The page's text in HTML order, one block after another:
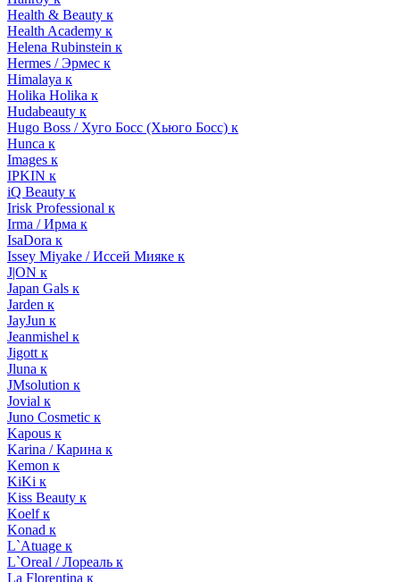
Health & Beauty к
Health Academy к
Helena Rubinstein к
Hermes / Эрмес к
Himalaya к
Holika Holika к
Hudabeauty к
Hugo Boss / Хуго Босс (Хьюго Босс) к
Hunca к
Images к
IPKIN к
iQ Beauty к
Irisk Professional к
Irma / Ирма к
IsaDora к
Issey Miyake / Иссей Мияке к
J|ON к
Japan Gals к
Jarden к
JayJun к
Jeanmishel к
Jigott к
Jluna к
JMsolution к
Jovial к
Juno Cosmetic к
Kapous к
Karina / Карина к
Kemon к
KiKi к
Kiss Beauty к
Koelf к
Konad к
L`Atuage к
L`Oreal / Лореаль к
La Florentina к